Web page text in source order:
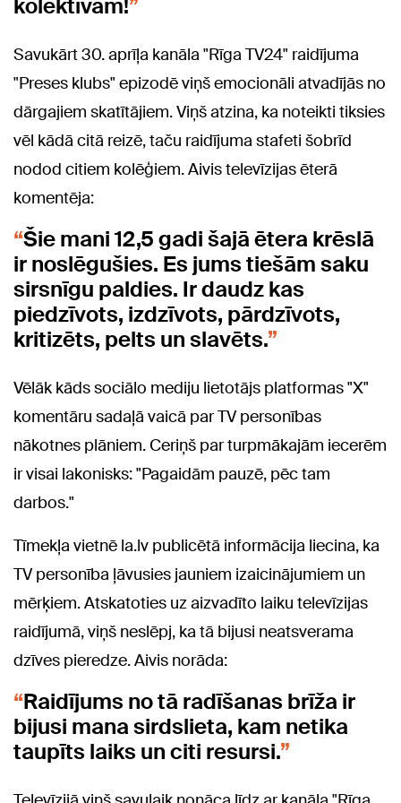
kolektīvam!
Savukārt 30. aprīļa kanāla "Rīga TV24" raidījuma
"Preses klubs" epizodē viņš emocionāli atvadījās no
dārgajiem skatītājiem. Viņš atzina, ka noteikti tiksies
vēl kādā citā reizē, taču raidījuma stafeti šobrīd
nodod citiem kolēģiem. Aivis televīzijas ēterā
komentēja:
Šie mani 12,5 gadi šajā ētera krēslā
ir noslēgušies. Es jums tiešām saku
sirsnīgu paldies. Ir daudz kas
piedzīvots, izdzīvots, pārdzīvots,
kritizēts, pelts un slavēts.
Vēlāk kāds sociālo mediju lietotājs platformas "X"
komentāru sadaļā vaicā par TV personības
nākotnes plāniem. Ceriņš par turpmākajām iecerēm
ir visai lakonisks: "Pagaidām pauzē, pēc tam
darbos."
Tīmekļa vietnē la.lv publicētā informācija liecina, ka
TV personība ļāvusies jauniem izaicinājumiem un
mērķiem. Atskatoties uz aizvadīto laiku televīzijas
raidījumā, viņš neslēpj, ka tā bijusi neatsverama
dzīves pieredze. Aivis norāda:
Raidījums no tā radīšanas brīža ir
bijusi mana sirdslieta, kam netika
taupīts laiks un citi resursi.